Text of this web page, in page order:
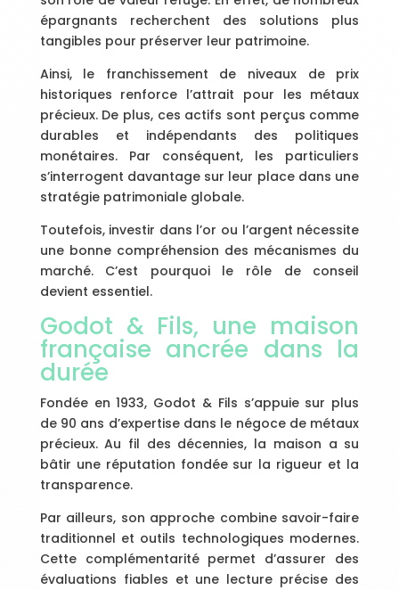
épargnants recherchent des solutions plus
tangibles pour préserver leur patrimoine.
Ainsi, le franchissement de niveaux de prix
historiques renforce l’attrait pour les métaux
précieux. De plus, ces actifs sont perçus comme
durables et indépendants des politiques
monétaires. Par conséquent, les particuliers
s’interrogent davantage sur leur place dans une
stratégie patrimoniale globale.
Toutefois, investir dans l’or ou l’argent nécessite
une bonne compréhension des mécanismes du
marché. C’est pourquoi le rôle de conseil
devient essentiel.
Godot & Fils, une maison
française ancrée dans la
durée
Fondée en 1933, Godot & Fils s’appuie sur plus
de 90 ans d’expertise dans le négoce de métaux
précieux. Au fil des décennies, la maison a su
bâtir une réputation fondée sur la rigueur et la
transparence.
Par ailleurs, son approche combine savoir-faire
traditionnel et outils technologiques modernes.
Cette complémentarité permet d’assurer des
évaluations fiables et une lecture précise des